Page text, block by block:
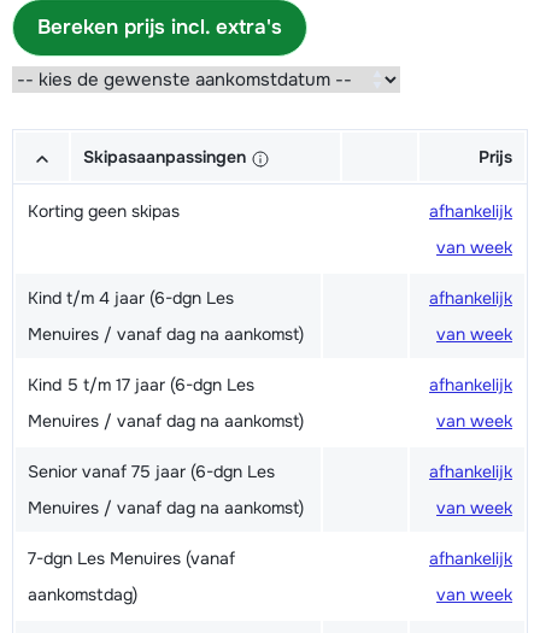
Bereken prijs incl. extra's
Skipasaanpassingen Prijs
Korting geen skipas
afhankelijk
van week
Kind t/m 4 jaar (6-dgn Les
Menuires / vanaf dag na aankomst)
afhankelijk
van week
Kind 5 t/m 17 jaar (6-dgn Les
Menuires / vanaf dag na aankomst)
afhankelijk
van week
Senior vanaf 75 jaar (6-dgn Les
Menuires / vanaf dag na aankomst)
afhankelijk
van week
7-dgn Les Menuires (vanaf
aankomstdag)
afhankelijk
van week